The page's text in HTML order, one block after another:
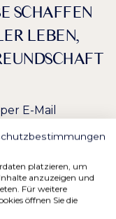
SCHAFFEN
LEBEN,
E-Mail
platzieren, um
anzuzeigen und
Für weitere
öffnen Sie die